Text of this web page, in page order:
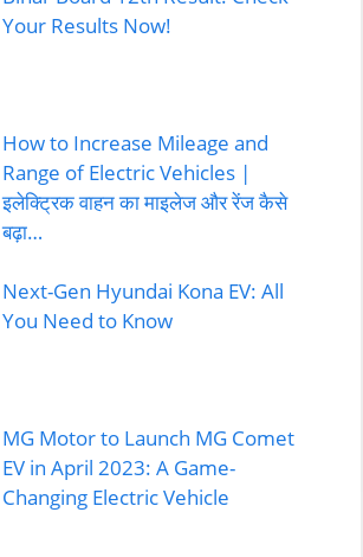
Your Results Now!
How to Increase Mileage and
Range of Electric Vehicles |
इलेक्ट्रिक वाहन का माइलेज और रेंज कैसे
बढ़ा…
Next-Gen Hyundai Kona EV: All
You Need to Know
MG Motor to Launch MG Comet
EV in April 2023: A Game-
Changing Electric Vehicle